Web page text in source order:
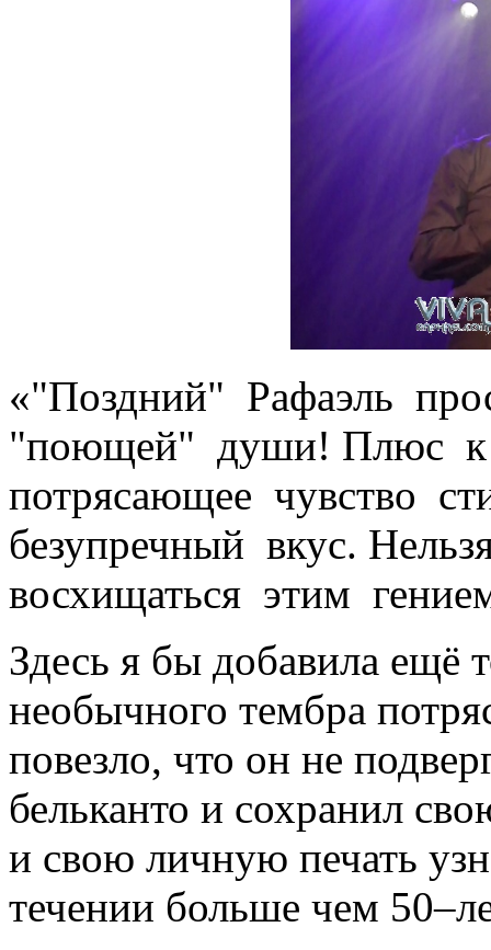
«"Поздний" Рафаэль
"поющей" души! Плюс к
потрясающее чувство
безупречный вкус.
восхищаться этим
Здесь я бы добавила ещё
необычного тембра
повезло, что он не
бельканто и сохранил
и свою личную печать
течении больше чем